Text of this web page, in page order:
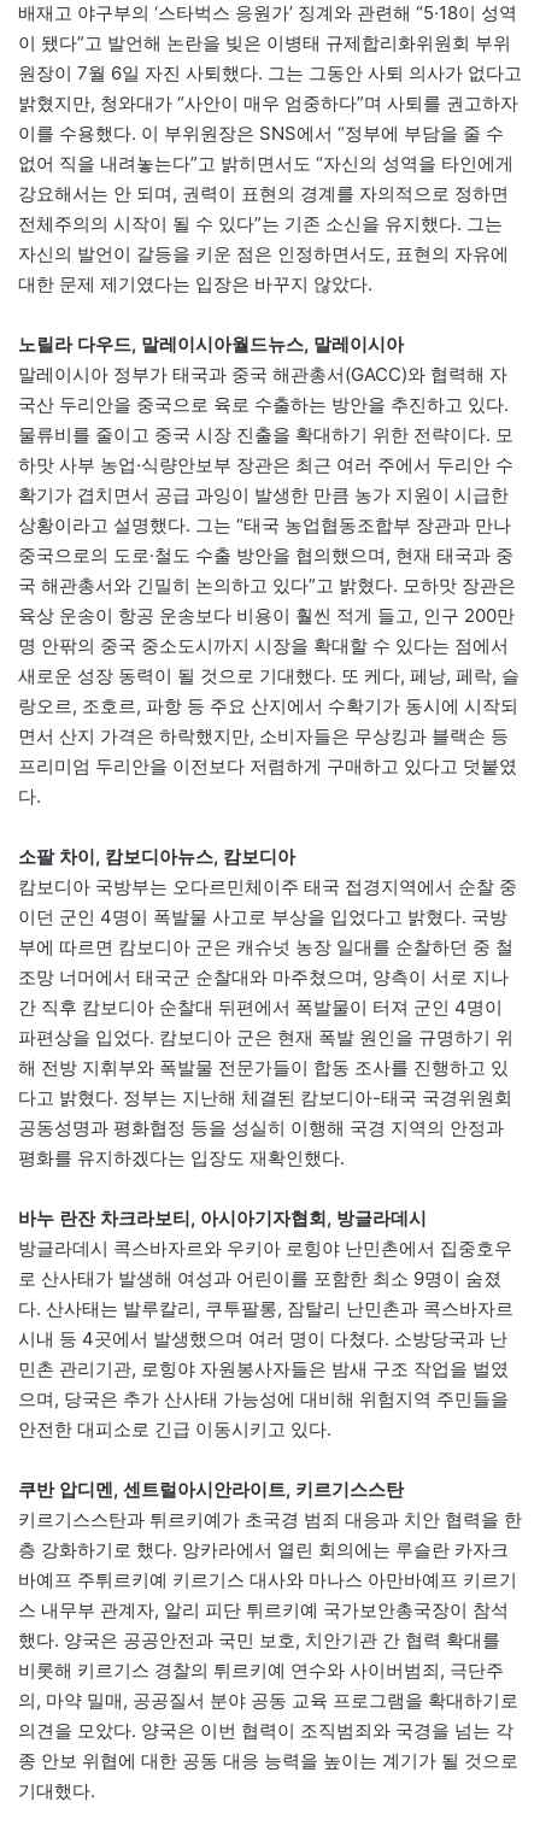
배재고 야구부의 ‘스타벅스 응원가’ 징계와 관련해 “5·18이 성역
이 됐다”고 발언해 논란을 빚은 이병태 규제합리화위원회 부위
원장이 7월 6일 자진 사퇴했다. 그는 그동안 사퇴 의사가 없다고
밝혔지만, 청와대가 “사안이 매우 엄중하다”며 사퇴를 권고하자
이를 수용했다. 이 부위원장은 SNS에서 “정부에 부담을 줄 수
없어 직을 내려놓는다”고 밝히면서도 “자신의 성역을 타인에게
강요해서는 안 되며, 권력이 표현의 경계를 자의적으로 정하면
전체주의의 시작이 될 수 있다”는 기존 소신을 유지했다. 그는
자신의 발언이 갈등을 키운 점은 인정하면서도, 표현의 자유에
대한 문제 제기였다는 입장은 바꾸지 않았다.
노릴라 다우드, 말레이시아월드뉴스, 말레이시아
말레이시아 정부가 태국과 중국 해관총서(GACC)와 협력해 자
국산 두리안을 중국으로 육로 수출하는 방안을 추진하고 있다.
물류비를 줄이고 중국 시장 진출을 확대하기 위한 전략이다. 모
하맛 사부 농업·식량안보부 장관은 최근 여러 주에서 두리안 수
확기가 겹치면서 공급 과잉이 발생한 만큼 농가 지원이 시급한
상황이라고 설명했다. 그는 “태국 농업협동조합부 장관과 만나
중국으로의 도로·철도 수출 방안을 협의했으며, 현재 태국과 중
국 해관총서와 긴밀히 논의하고 있다”고 밝혔다. 모하맛 장관은
육상 운송이 항공 운송보다 비용이 훨씬 적게 들고, 인구 200만
명 안팎의 중국 중소도시까지 시장을 확대할 수 있다는 점에서
새로운 성장 동력이 될 것으로 기대했다. 또 케다, 페낭, 페락, 슬
랑오르, 조호르, 파항 등 주요 산지에서 수확기가 동시에 시작되
면서 산지 가격은 하락했지만, 소비자들은 무상킹과 블랙손 등
프리미엄 두리안을 이전보다 저렴하게 구매하고 있다고 덧붙였
다.
소팔 차이, 캄보디아뉴스, 캄보디아
캄보디아 국방부는 오다르민체이주 태국 접경지역에서 순찰 중
이던 군인 4명이 폭발물 사고로 부상을 입었다고 밝혔다. 국방
부에 따르면 캄보디아 군은 캐슈넛 농장 일대를 순찰하던 중 철
조망 너머에서 태국군 순찰대와 마주쳤으며, 양측이 서로 지나
간 직후 캄보디아 순찰대 뒤편에서 폭발물이 터져 군인 4명이
파편상을 입었다. 캄보디아 군은 현재 폭발 원인을 규명하기 위
해 전방 지휘부와 폭발물 전문가들이 합동 조사를 진행하고 있
다고 밝혔다. 정부는 지난해 체결된 캄보디아-태국 국경위원회
공동성명과 평화협정 등을 성실히 이행해 국경 지역의 안정과
평화를 유지하겠다는 입장도 재확인했다.
바누 란잔 차크라보티, 아시아기자협회, 방글라데시
방글라데시 콕스바자르와 우키아 로힝야 난민촌에서 집중호우
로 산사태가 발생해 여성과 어린이를 포함한 최소 9명이 숨졌
다. 산사태는 발루칼리, 쿠투팔롱, 잠탈리 난민촌과 콕스바자르
시내 등 4곳에서 발생했으며 여러 명이 다쳤다. 소방당국과 난
민촌 관리기관, 로힝야 자원봉사자들은 밤새 구조 작업을 벌였
으며, 당국은 추가 산사태 가능성에 대비해 위험지역 주민들을
안전한 대피소로 긴급 이동시키고 있다.
쿠반 압디멘, 센트럴아시안라이트, 키르기스스탄
키르기스스탄과 튀르키예가 초국경 범죄 대응과 치안 협력을 한
층 강화하기로 했다. 앙카라에서 열린 회의에는 루슬란 카자크
바예프 주튀르키예 키르기스 대사와 마나스 아만바예프 키르기
스 내무부 관계자, 알리 피단 튀르키예 국가보안총국장이 참석
했다. 양국은 공공안전과 국민 보호, 치안기관 간 협력 확대를
비롯해 키르기스 경찰의 튀르키예 연수와 사이버범죄, 극단주
의, 마약 밀매, 공공질서 분야 공동 교육 프로그램을 확대하기로
의견을 모았다. 양국은 이번 협력이 조직범죄와 국경을 넘는 각
종 안보 위협에 대한 공동 대응 능력을 높이는 계기가 될 것으로
기대했다.